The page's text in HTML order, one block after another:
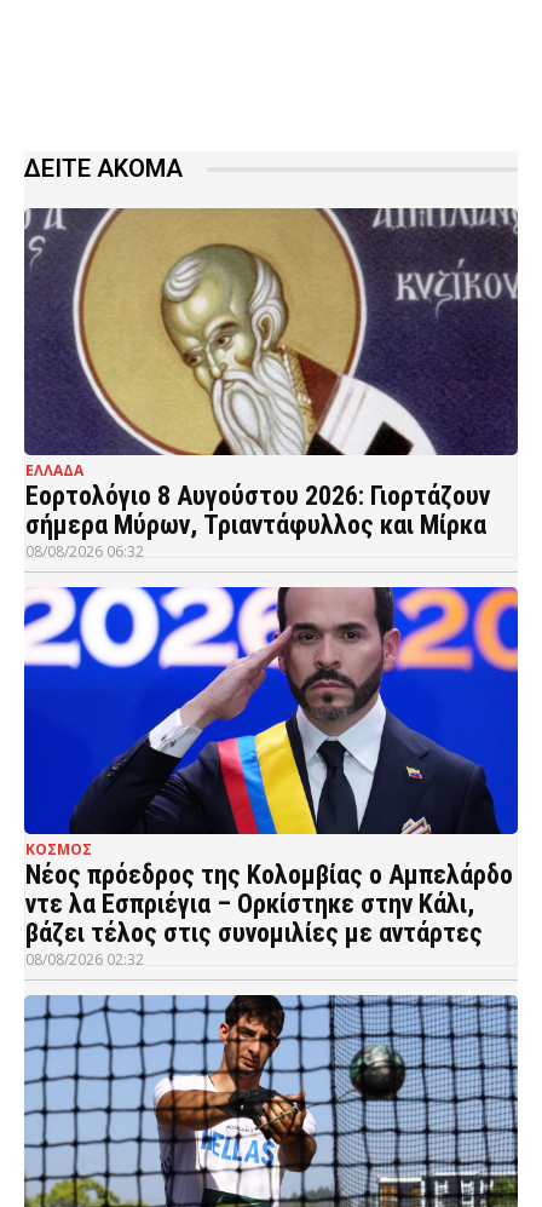
ΔΕΙΤΕ ΑΚΟΜΑ
ΕΛΛΑΔΑ
Εορτολόγιο 8 Αυγούστου 2026: Γιορτάζουν
σήμερα Μύρων, Τριαντάφυλλος και Μίρκα
08/08/2026 06:32
ΚΟΣΜΟΣ
Νέος πρόεδρος της Κολομβίας ο Αμπελάρδο
ντε λα Εσπριέγια – Ορκίστηκε στην Κάλι,
βάζει τέλος στις συνομιλίες με αντάρτες
08/08/2026 02:32